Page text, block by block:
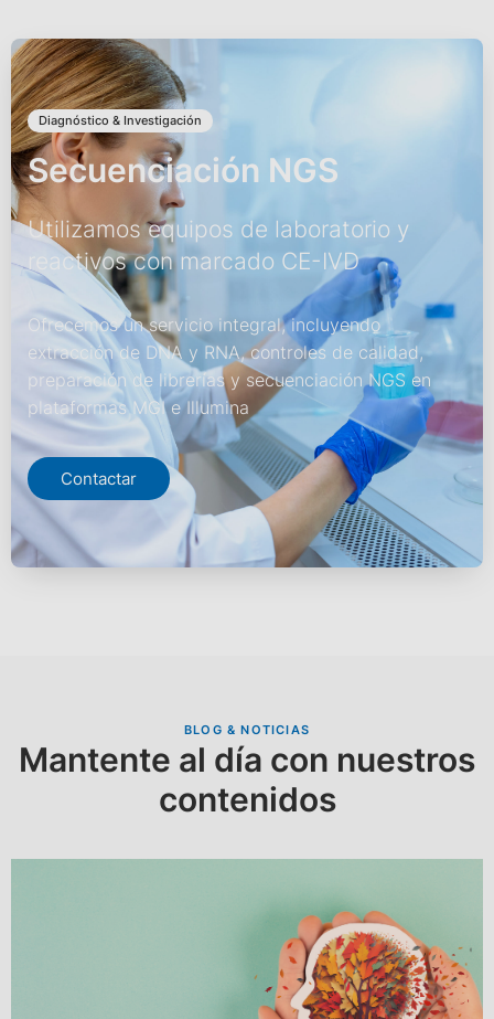
Diagnóstico & Investigación
Secuenciación NGS
Utilizamos equipos de laboratorio y
reactivos con marcado CE-IVD
Ofrecemos un servicio integral, incluyendo
extracción de DNA y RNA, controles de calidad,
preparación de librerías y secuenciación NGS en
plataformas MGI e Illumina
Contactar
BLOG & NOTICIAS
Mantente al día con nuestros
contenidos